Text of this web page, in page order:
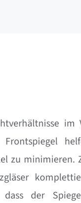
im
Frontspiegel
zu minimieren.
der